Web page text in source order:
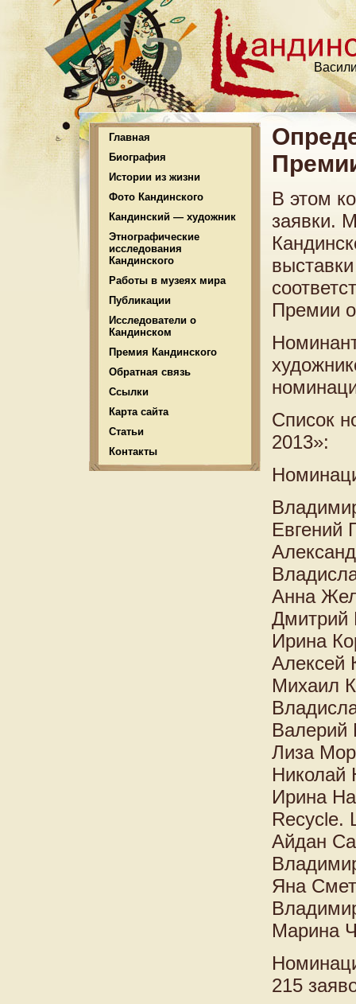
Главная
Биография
Истории из жизни
Фото Кандинского
Кандинский — художник
Этнографические
исследования
Кандинского
Работы в музеях мира
Публикации
Исследователи о
Кандинском
Премия Кандинского
Обратная связь
Ссылки
Карта сайта
Статьи
Контакты
В этом
заявки.
Премии
Список
2013»:
Евгений
Анна
Дмитрий
Ирина
Алексей
Михаил
Валерий
Лиза
Николай
Ирина
Recycle.
Айдан
Яна
Марина
215